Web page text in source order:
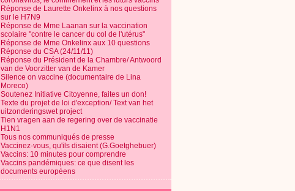
Réponse de Laurette Onkelinx à nos questions
sur le H7N9
Réponse de Mme Laanan sur la vaccination
scolaire "contre le cancer du col de l'utérus"
Réponse de Mme Onkelinx aux 10 questions
Réponse du CSA (24/11/11)
Réponse du Président de la Chambre/ Antwoord
van de Voorzitter van de Kamer
Silence on vaccine (documentaire de Lina
Moreco)
Soutenez Initiative Citoyenne, faites un don!
Texte du projet de loi d'exception/ Text van het
uitzonderingswet project
Tien vragen aan de regering over de vaccinatie
H1N1
Tous nos communiqués de presse
Vaccinez-vous, qu'ils disaient (G.Goetghebuer)
Vaccins: 10 minutes pour comprendre
Vaccins pandémiques: ce que disent les
documents européens